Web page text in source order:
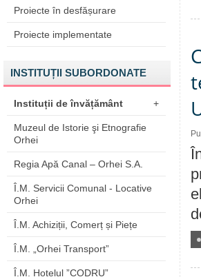
Proiecte în desfășurare
Proiecte implementate
INSTITUȚII SUBORDONATE
Instituții de învățământ +
Muzeul de Istorie şi Etnografie
Orhei
Regia Apă Canal – Orhei S.A.
Î.M. Servicii Comunal - Locative
Orhei
Î.M. Achiziții, Comerț și Piețe
Î.M. „Orhei Transport”
Î.M. Hotelul ”CODRU”